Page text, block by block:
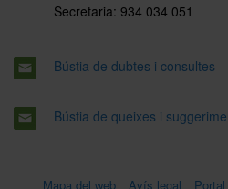
Secretaria: 934 034 051
Bústia de dubtes i consultes
Bústia de queixes i
Mapa del web Avís legal